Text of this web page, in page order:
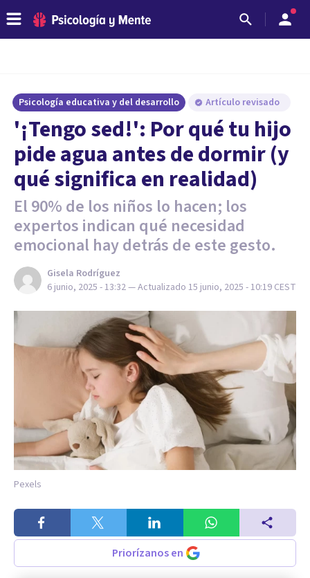
Psicología educativa y del desarrollo Artículo revisado
'¡Tengo sed!': Por qué tu hijo
pide agua antes de dormir (y
qué significa en realidad)
El 90% de los niños lo hacen; los
expertos indican qué necesidad
emocional hay detrás de este gesto.
Gisela Rodríguez
6 junio, 2025 - 13:32— Actualizado 15 junio, 2025 - 10:19 CEST
Pexels
Priorízanos en